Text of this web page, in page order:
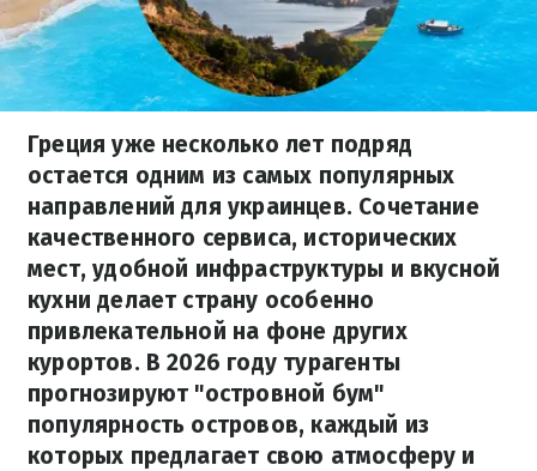
Греция уже несколько лет подряд
остается одним из самых популярных
направлений для украинцев. Сочетание
качественного сервиса, исторических
мест, удобной инфраструктуры и вкусной
кухни делает страну особенно
привлекательной на фоне других
курортов. В 2026 году турагенты
прогнозируют "островной бум"
популярность островов, каждый из
которых предлагает свою атмосферу и